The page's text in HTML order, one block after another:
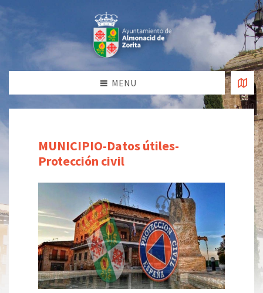
MENU
MUNICIPIO-Datos útiles-
Protección civil